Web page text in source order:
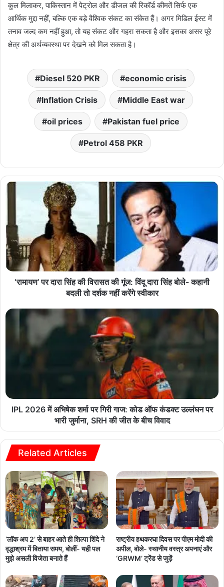
कुल मिलाकर, पाकिस्तान में पेट्रोल और डीजल की रिकॉर्ड कीमतें सिर्फ एक
आर्थिक मुद्दा नहीं, बल्कि एक बड़े वैश्विक संकट का संकेत हैं। अगर मिडिल ईस्ट में
तनाव जल्द कम नहीं हुआ, तो यह संकट और गहरा सकता है और इसका असर पूरे
क्षेत्र की अर्थव्यवस्था पर देखने को मिल सकता है।
Diesel 520 PKR economic crisis
Inflation Crisis Middle East war
oil prices Pakistan fuel price
Petrol 458 PKR
‘रामायण’ पर दारा सिंह की विरासत की गूंज: विंदू दारा सिंह बोले- कहानी
बदली तो दर्शक नहीं करेंगे स्वीकार
IPL 2026 में अभिषेक शर्मा पर गिरी गाज: कोड ऑफ कंडक्ट उल्लंघन पर
भारी जुर्माना, SRH की जीत के बीच विवाद
Related Articles
‘लॉक अप 2’ से बाहर आते ही शिल्पा शिंदे ने
वृद्धाश्रम में बिताया समय, बोलीं- यही पल
मुझे असली विजेता बनाते हैं
राष्ट्रीय हथकरघा दिवस पर पीएम मोदी की
अपील, बोले- स्थानीय वस्त्र अपनाएं और
‘GRWM’ ट्रेंड से जुड़ें